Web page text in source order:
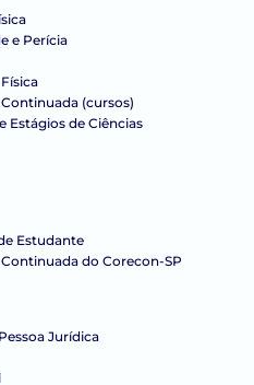
e Perícia
(cursos)
Estágios de Ciências
Estudante
do Corecon-SP
Jurídica